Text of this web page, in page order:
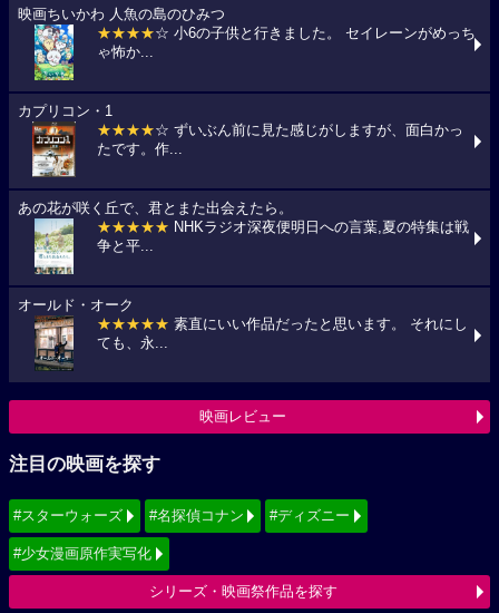
映画ちいかわ 人魚の島のひみつ
★★★★☆ 小6の子供と行きました。 セイレーンがめっち
ゃ怖か...
カプリコン・1
★★★★☆ ずいぶん前に見た感じがしますが、面白かっ
たです。作...
あの花が咲く丘で、君とまた出会えたら。
★★★★★ NHKラジオ深夜便明日への言葉,夏の特集は戦
争と平...
オールド・オーク
★★★★★ 素直にいい作品だったと思います。 それにし
ても、永...
映画レビュー
注目の映画を探す
#スターウォーズ #名探偵コナン #ディズニー
#少女漫画原作実写化
シリーズ・映画祭作品を探す